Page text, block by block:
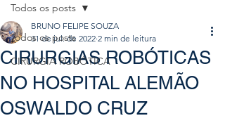
Todos os posts
CIRURGIA ROBÓTICA
Todos os posts
CIRURGIAS ROBÓTICAS
NO HOSPITAL ALEMÃO
OSWALDO CRUZ
BRUNO FELIPE SOUZA
31 de jul. de 2022 2 min de leitura